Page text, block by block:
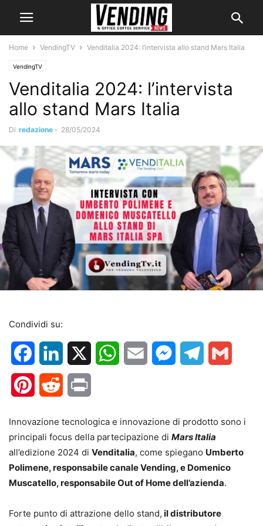
Home VendingTV Venditalia 2024: l’intervista allo stand Mars Italia
VendingTV
Venditalia 2024: l’intervista
allo stand Mars Italia
Di redazione - 28/05/2024
Condividi su:
FacebookLinkedIn WhatsApp
Email MessengerTelegram
PinterestReddit
Innovazione tecnologica e innovazione di prodotto sono i
principali focus della partecipazione di Mars Italia
all’edizione 2024 di Venditalia, come spiegano Umberto
Polimene, responsabile canale Vending, e Domenico
Muscatello, responsabile Out of Home dell’azienda.
Forte punto di attrazione dello stand, il distributore